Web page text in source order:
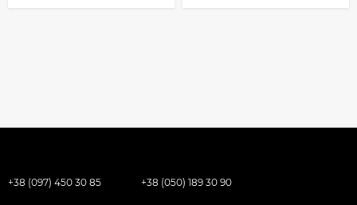
+38 (097) 450 30 85 +38 (050) 189 30 90